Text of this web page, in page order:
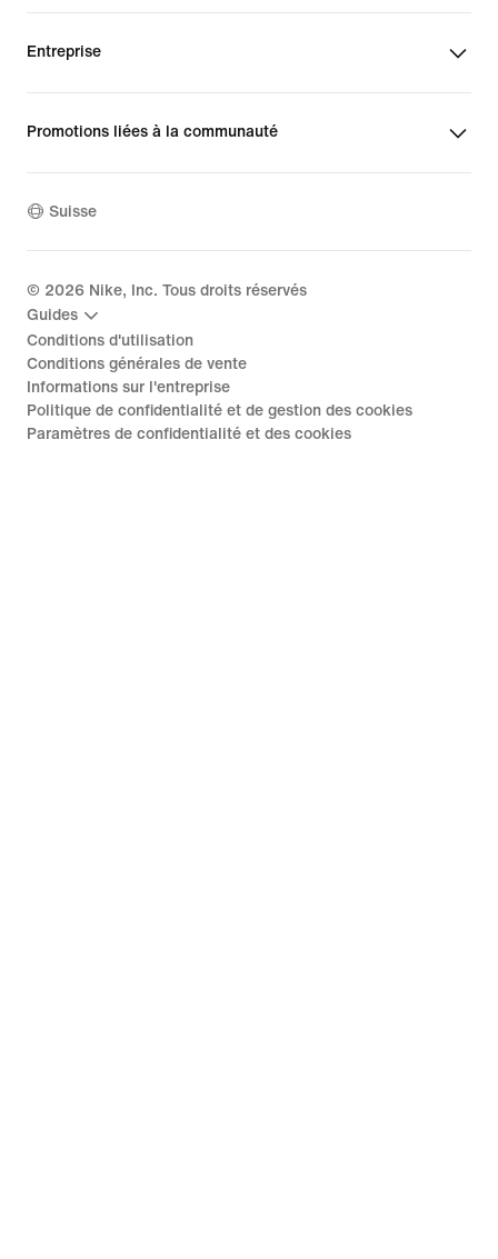
Entreprise
Promotions liées à la communauté
Suisse
© 2026 Nike, Inc. Tous droits réservés
Guides
Conditions d'utilisation
Conditions générales de vente
Informations sur l'entreprise
Politique de confidentialité et de gestion des cookies
Paramètres de confidentialité et des cookies